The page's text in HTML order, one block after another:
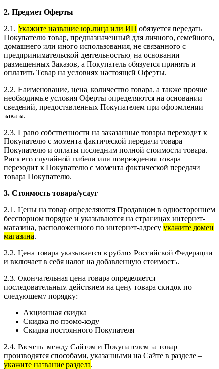
2. Предмет Оферты
2.1. Укажите название юр.лица или ИП обязуется передать
Покупателю товар, предназначенный для личного, семейного,
домашнего или иного использования, не связанного с
предпринимательской деятельностью, на основании
размещенных Заказов, а Покупатель обязуется принять и
оплатить Товар на условиях настоящей Оферты.
2.2. Наименование, цена, количество товара, а также прочие
необходимые условия Оферты определяются на основании
сведений, предоставленных Покупателем при оформлении
заказа.
2.3. Право собственности на заказанные товары переходит к
Покупателю с момента фактической передачи товара
Покупателю и оплаты последним полной стоимости товара.
Риск его случайной гибели или повреждения товара
переходит к Покупателю с момента фактической передачи
товара Покупателю.
3. Стоимость товара/услуг
2.1. Цены на товар определяются Продавцом в одностороннем
бесспорном порядке и указываются на страницах интернет-
магазина, расположенного по интернет-адресу укажите домен
магазина.
2.2. Цена товара указывается в рублях Российской Федерации
и включает в себя налог на добавленную стоимость.
2.3. Окончательная цена товара определяется
последовательным действием на цену товара скидок по
следующему порядку:
Акционная скидка
Скидка по промо-коду
Скидка постоянного Покупателя
2.4. Расчеты между Сайтом и Покупателем за товар
производятся способами, указанными на Сайте в разделе –
укажите название раздела.